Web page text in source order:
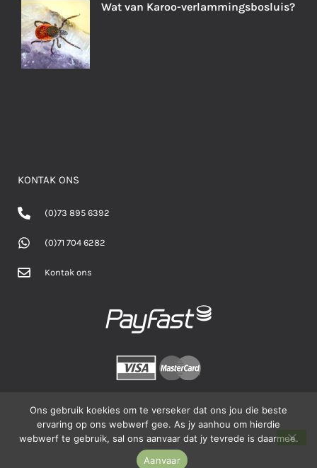
Wat van Karoo-verlammingsbosluis?
KONTAK ONS
(0)73 895 6392
(0)71 704 6282
Kontak ons
©2026 BOERhier - Alle regte voorbehou.
Ons gebruik koekies om te verseker dat ons jou die beste
ervaring op ons webwerf gee. As jy aanhou om hierdie
webwerf te gebruik, sal ons aanvaar dat jy tevrede is daarmee.
Aanvaar